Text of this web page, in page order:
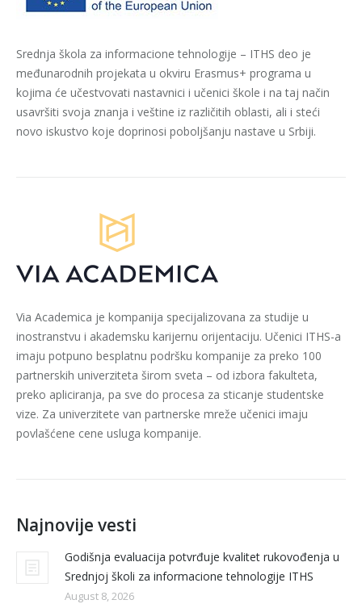
Srednja škola za informacione tehnologije – ITHS deo je
međunarodnih projekata u okviru Erasmus+ programa u
kojima će učestvovati nastavnici i učenici škole i na taj način
usavršiti svoja znanja i veštine iz različitih oblasti, ali i steći
novo iskustvo koje doprinosi poboljšanju nastave u Srbiji.
Via Academica je kompanija specijalizovana za studije u
inostranstvu i akademsku karijernu orijentaciju. Učenici ITHS-a
imaju potpuno besplatnu podršku kompanije za preko 100
partnerskih univerziteta širom sveta – od izbora fakulteta,
preko apliciranja, pa sve do procesa za sticanje studentske
vize. Za univerzitete van partnerske mreže učenici imaju
povlašćene cene usluga kompanije.
Najnovije vesti
Godišnja evaluacija potvrđuje kvalitet rukovođenja u
Srednjoj školi za informacione tehnologije ITHS
August 8, 2026